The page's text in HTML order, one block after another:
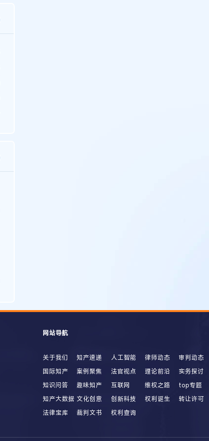
网站导航
关于我们 知产速递 人工智能 律师动态
审判动态
国际知产
案例聚焦 法官视点 理论前沿
实务探讨
知识问答
趣味知产 互联网 维权之路
top专题
知产大数据 文化创意 创新科技 权利诞生
转让许可
法律宝库
裁判文书 权利查询